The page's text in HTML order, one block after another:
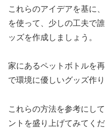
これらのアイデアを基に
を使って、少しの工夫で
ッズを作成しましょう。
家にあるペットボトルを
で環境に優しいグッズ作り
これらの方法を参考にし
ントを盛り上げてみてくだ